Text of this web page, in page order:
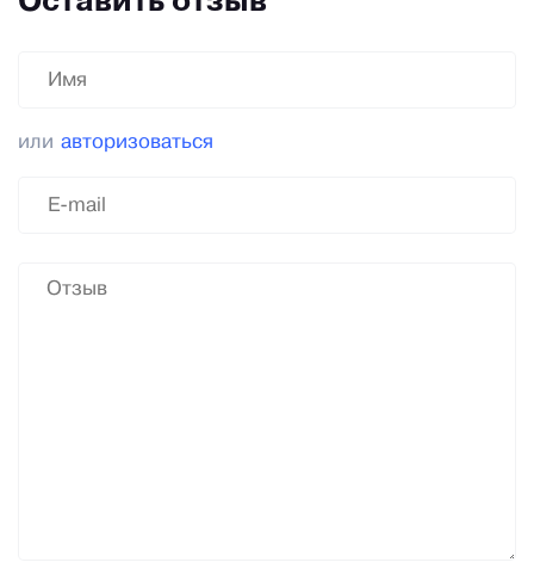
или авторизоваться